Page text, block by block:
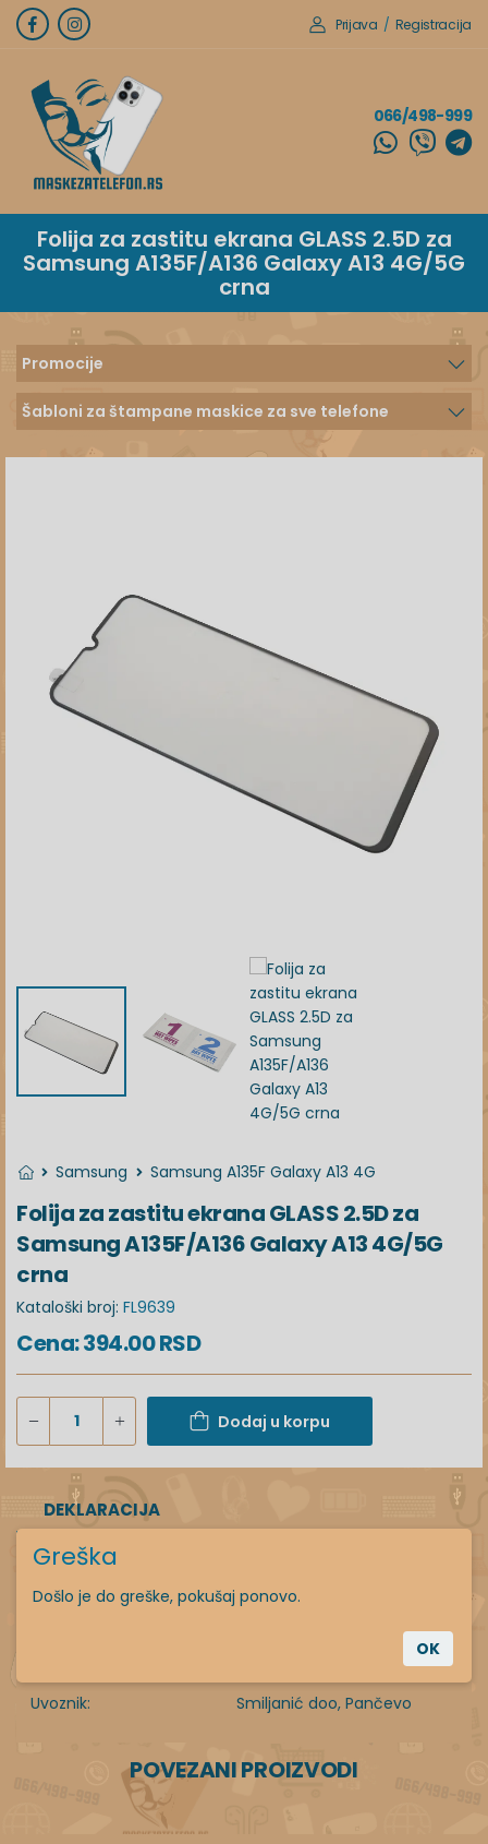
Prijava / Registracija
066/498-999
Folija za zastitu ekrana GLASS 2.5D za
Samsung A135F/A136 Galaxy A13 4G/5G
crna
Promocije
Šabloni za štampane maskice za sve telefone
Samsung Samsung A135F Galaxy A13 4G
Folija za zastitu ekrana GLASS 2.5D za
Samsung A135F/A136 Galaxy A13 4G/5G
crna
Kataloški broj: FL9639
Cena:394.00RSD
Dodaj u korpu
DEKLARACIJA
Zemlja porekla:
Uvoznik:
Smiljanić doo, Pančevo
POVEZANI PROIZVODI
Greška
Došlo je do greške, pokušaj ponovo.
OK